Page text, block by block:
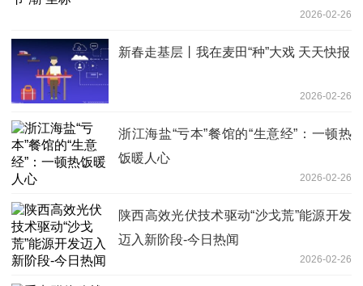
2026-02-26
新春走基层丨我在麦田“种”大戏 天天快报
2026-02-26
浙江海盐“亏本”餐馆的“生意经”：一顿热
饭暖人心
2026-02-26
陕西高效光伏技术驱动“沙戈荒”能源开发
迈入新阶段-今日热闻
2026-02-26